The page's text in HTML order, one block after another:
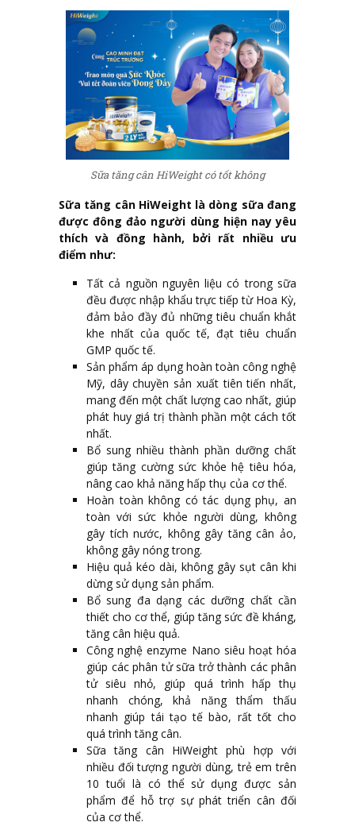
Sữa tăng cân HiWeight có tốt không
Sữa tăng cân HiWeight là dòng sữa đang
được đông đảo người dùng hiện nay yêu
thích và đồng hành, bởi rất nhiều ưu
điểm như:
Tất cả nguồn nguyên liệu có trong sữa
đều được nhập khẩu trực tiếp từ Hoa Kỳ,
đảm bảo đầy đủ những tiêu chuẩn khắt
khe nhất của quốc tế, đạt tiêu chuẩn
GMP quốc tế.
Sản phẩm áp dụng hoàn toàn công nghệ
Mỹ, dây chuyền sản xuất tiên tiến nhất,
mang đến một chất lượng cao nhất, giúp
phát huy giá trị thành phần một cách tốt
nhất.
Bổ sung nhiều thành phần dưỡng chất
giúp tăng cường sức khỏe hệ tiêu hóa,
nâng cao khả năng hấp thụ của cơ thể.
Hoàn toàn không có tác dụng phụ, an
toàn với sức khỏe người dùng, không
gây tích nước, không gây tăng cân ảo,
không gây nóng trong.
Hiệu quả kéo dài, không gây sụt cân khi
dừng sử dụng sản phẩm.
Bổ sung đa dạng các dưỡng chất cần
thiết cho cơ thể, giúp tăng sức đề kháng,
tăng cân hiệu quả.
Công nghệ enzyme Nano siêu hoạt hóa
giúp các phân tử sữa trở thành các phân
tử siêu nhỏ, giúp quá trình hấp thụ
nhanh chóng, khả năng thẩm thấu
nhanh giúp tái tạo tế bào, rất tốt cho
quá trình tăng cân.
Sữa tăng cân HiWeight phù hợp với
nhiều đối tượng người dùng, trẻ em trên
10 tuổi là có thể sử dụng được sản
phẩm để hỗ trợ sự phát triển cân đối
của cơ thể.